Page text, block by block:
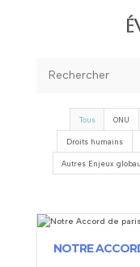
Tous ONU
Droits humains
Autres Enjeux
NOTRE